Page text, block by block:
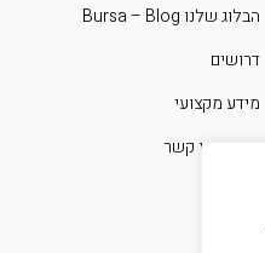
הבלוג שלנו Bursa – Blog
דרושים
מידע מקצועי
צרו איתנו קשר